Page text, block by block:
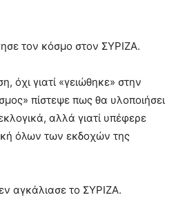
τον κόσμο στον ΣΥΡΙΖΑ.
όχι γιατί «γειώθηκε» στην
πίστεψε πως θα υλοποιήσει
αλλά γιατί υπέφερε
όλων των εκδοχών της
αγκάλιασε το ΣΥΡΙΖΑ.